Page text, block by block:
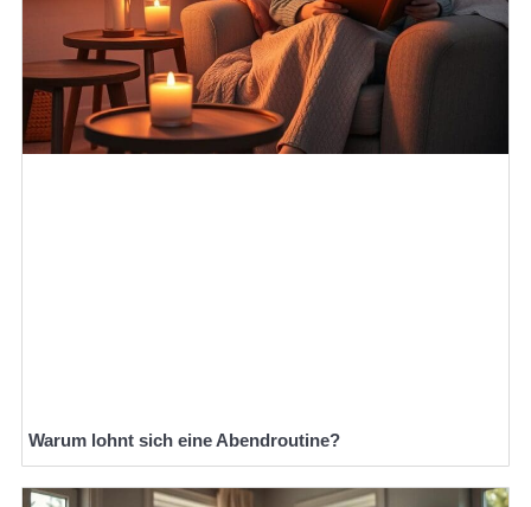
Warum lohnt sich eine Abendroutine?